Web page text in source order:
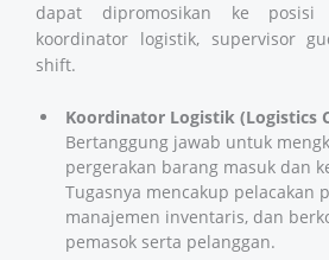
dapat dipromosikan ke posisi
koordinator logistik, supervisor
shift.
Koordinator Logistik (Logistics
Bertanggung jawab untuk
pergerakan barang masuk dan
Tugasnya mencakup pelacakan
manajemen inventaris, dan
pemasok serta pelanggan.